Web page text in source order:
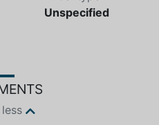
Unspecified